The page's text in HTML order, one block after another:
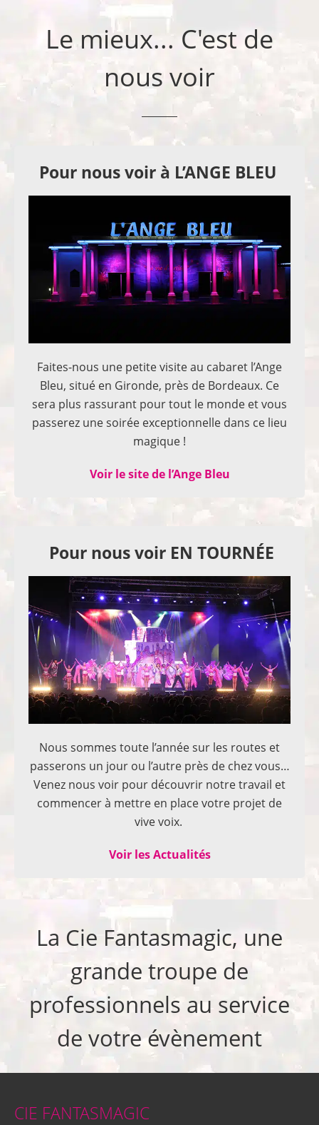
Le mieux... C'est de
nous voir
Pour nous voir à L’ANGE BLEU
Faites-nous une petite visite au cabaret l’Ange
Bleu, situé en Gironde, près de Bordeaux. Ce
sera plus rassurant pour tout le monde et vous
passerez une soirée exceptionnelle dans ce lieu
magique !
Voir le site de l’Ange Bleu
Pour nous voir EN TOURNÉE
Nous sommes toute l’année sur les routes et
passerons un jour ou l’autre près de chez vous…
Venez nous voir pour découvrir notre travail et
commencer à mettre en place votre projet de
vive voix.
Voir les Actualités
La Cie Fantasmagic, une
grande troupe de
professionnels au service
de votre évènement
CIE FANTASMAGIC